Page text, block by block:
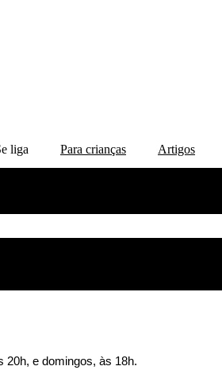
liga Para crianças Artigos
20h, e domingos, às 18h.